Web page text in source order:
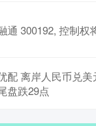
通 300192, 控制权
配 离岸人民币兑
盘跌29点